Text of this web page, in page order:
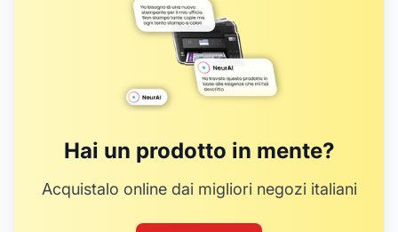
Hai un prodotto in mente?
Acquistalo online dai migliori negozi italiani